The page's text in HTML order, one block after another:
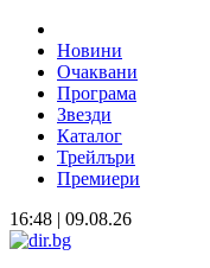
Новини
Очаквани
Програма
Звезди
Каталог
Трейлъри
Премиери
16:48 | 09.08.26